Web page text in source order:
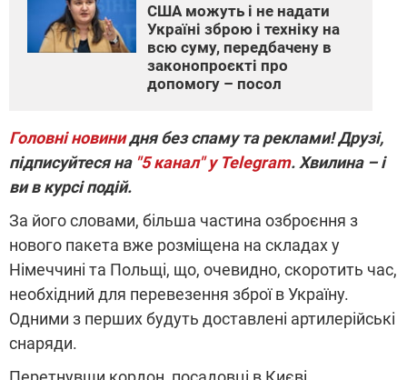
США можуть і не надати
Україні зброю і техніку на
всю суму, передбачену в
законопроєкті про
допомогу – посол
Головні новинидня без спаму та реклами! Друзі,
підписуйтеся на "5 канал" у Telegram. Хвилина – і
ви в курсі подій.
За його словами, більша частина озброєння з
нового пакета вже розміщена на складах у
Німеччині та Польщі, що, очевидно, скоротить час,
необхідний для перевезення зброї в Україну.
Одними з перших будуть доставлені артилерійські
снаряди.